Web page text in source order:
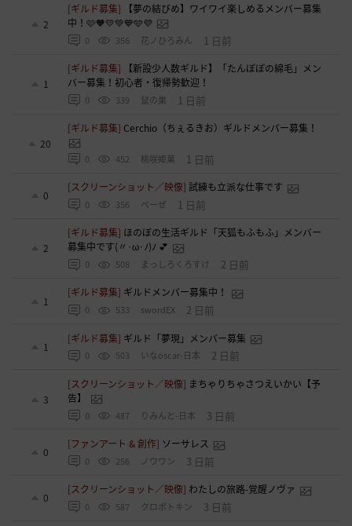
2
[ギルド募集]
【夢の結びめ】ワイワイ楽しめるメンバー募集
中！🩷🧡💛💚💙🩵💜
0 356 花ノひろみん 1 日前
1
[ギルド募集]
【新設少人数ギルド】「たんぽぽの綿毛」メン
バー募集！初心者・復帰勢歓迎！
0 339 鼠の巣 1 日前
20
[ギルド募集] Cerchio（ちぇるきお）ギルドメンバー募集！
0 452 桃咲姫菓 1 日前
0
[スクリーンショット／映像]試練も立派な仕事です
0 356 べーぜ 1 日前
2
[ギルド募集] ほのぼの生活ギルド「天狐もふもふ」メンバー
募集中です(〃･ω･ﾉ)ﾉ 💕
0 508 まっしろくろすけ 2 日前
1
[ギルド募集] ギルドメンバー募集中！
0 533 swordEX 2 日前
1
[ギルド募集] ギルド「夢現」メンバー募集
0 503 いなoscar-日本 2 日前
3
[スクリーンショット／映像] まちゃりちゃさつえいかい【予
告】
0 487 りみんと-日本 3 日前
0
[ファンアート & 創作] ソーサレス
0 256 ノウワン 3 日前
0
[スクリーンショット／映像] わたしの旅路-覚醒ノヴァ
0 587 クロポトキン 3 日前